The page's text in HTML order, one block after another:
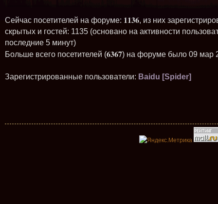
Сейчас посетителей на форуме: 1136, из них
скрытых и гостей: 1135 (основано на активности
последние 5 минут)
Больше всего посетителей (6367) на форуме было 09 мар
Зарегистрированные пользователи: Baidu [Spider]